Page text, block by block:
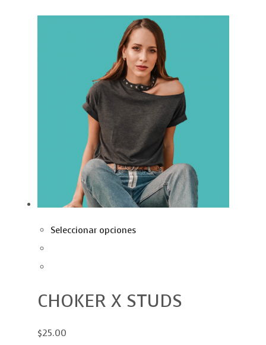
Seleccionar opciones
CHOKER X STUDS
$25.00